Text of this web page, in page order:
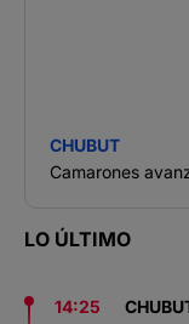
CHUBUT
Camarones
LO ÚLTIMO
14:25